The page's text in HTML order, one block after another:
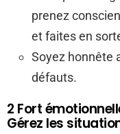
prenez
et faites en
Soyez honnête
défauts.
2 Fort
Gérez les